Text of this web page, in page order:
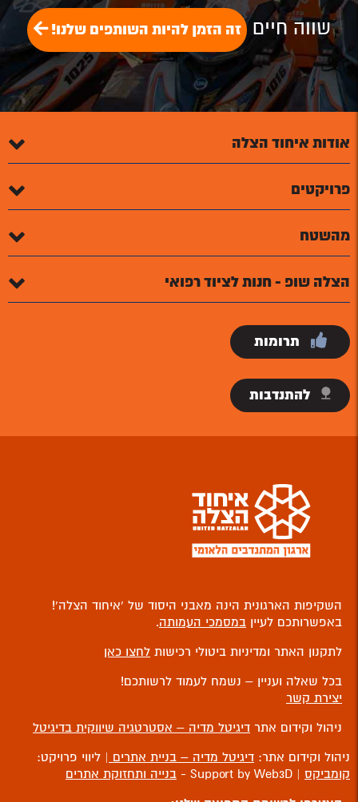
שווה חיים זה הזמן להיות השותפים שלנו!
אודות איחוד הצלה
פרויקטים
מהשטח
הצלה שופ - חנות לציוד רפואי
תרומות
להתנדבות
השקיפות הארגונית הינה מאבני היסוד של ‘איחוד הצלה’!
באפשרותכם לעיין במסמכי העמותה.
לתקנון האתר ומדיניות ביטולי רכישות לחצו כאן
בכל שאלה ועניין – נשמח לעמוד לרשותכם!
יצירת קשר
ניהול וקידום אתר דיגיטל מדיה – אסטרטגיה שיווקית בדיגיטל
ניהול וקידום אתר: דיגיטל מדיה – בניית אתרים | ליווי פרויקט:
קומביקס | Support by Web3D -
בנייה ותחזוקת אתרים